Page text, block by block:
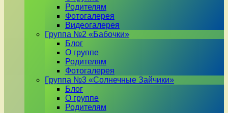
Родителям
Фотогалерея
Видеогалерея
Группа №2 «Бабочки»
Блог
О группе
Родителям
Фотогалерея
Группа №3 «Солнечные Зайчики»
Блог
О группе
Родителям